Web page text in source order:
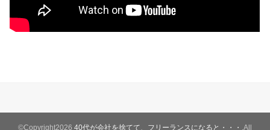
©Copyright2026 40代が会社を捨てて、フリーランスになると・・・ .All